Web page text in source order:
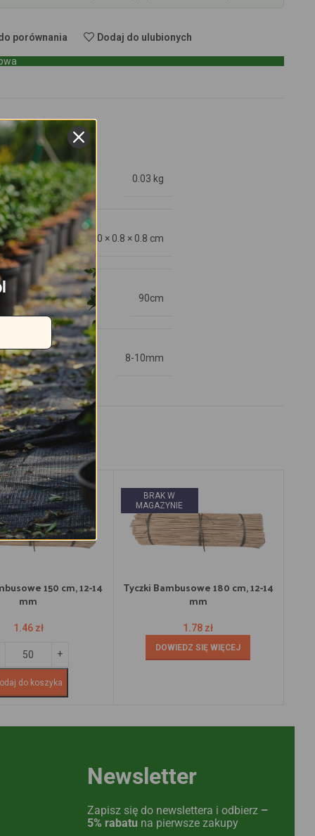
porównania Dodaj do ulubionych
(0)
0.03 kg
90 × 0.8 × 0.8 cm
90cm
8-10mm
150 cm, 12-14
mm
1.46 zł
do koszyka
BRAK W
MAGAZYNIE
Tyczki Bambusowe 180 cm, 12-14
mm
1.78 zł
DOWIEDZ SIĘ WIĘCEJ
Newsletter
Zapisz się do newslettera i odbierz –
5% rabatu na pierwsze zakupy